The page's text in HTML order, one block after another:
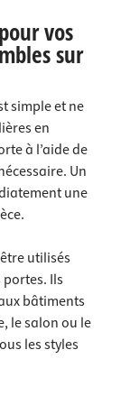
vos
sur
simple et ne
en
à l’aide de
Un
une
utilisés
Ils
bâtiments
le salon ou le
les styles